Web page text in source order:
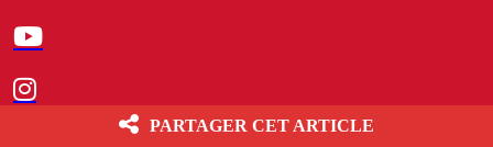
PARTAGER CET ARTICLE